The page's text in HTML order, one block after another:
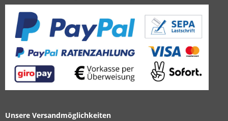
Unsere Versandmöglichkeiten